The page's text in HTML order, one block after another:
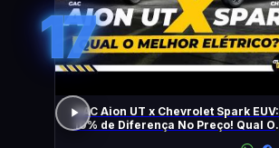
17
GAC Aion UT x Chevrolet Spark EUV:
10% de Diferença No Preço! Qual O